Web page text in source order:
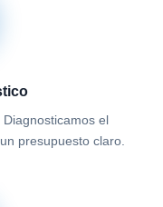
el
presupuesto claro.